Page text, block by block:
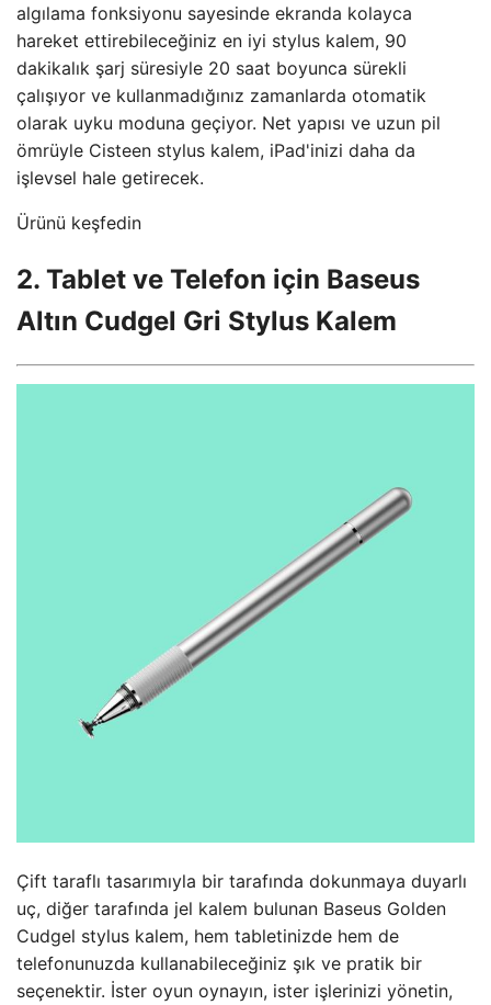
algılama fonksiyonu sayesinde ekranda kolayca
hareket ettirebileceğiniz en iyi stylus kalem, 90
dakikalık şarj süresiyle 20 saat boyunca sürekli
çalışıyor ve kullanmadığınız zamanlarda otomatik
olarak uyku moduna geçiyor. Net yapısı ve uzun pil
ömrüyle Cisteen stylus kalem, iPad'inizi daha da
işlevsel hale getirecek.
Ürünü keşfedin
2. Tablet ve Telefon için Baseus
Altın Cudgel Gri Stylus Kalem
Çift taraflı tasarımıyla bir tarafında dokunmaya duyarlı
uç, diğer tarafında jel kalem bulunan Baseus Golden
Cudgel stylus kalem, hem tabletinizde hem de
telefonunuzda kullanabileceğiniz şık ve pratik bir
seçenektir. İster oyun oynayın, ister işlerinizi yönetin,